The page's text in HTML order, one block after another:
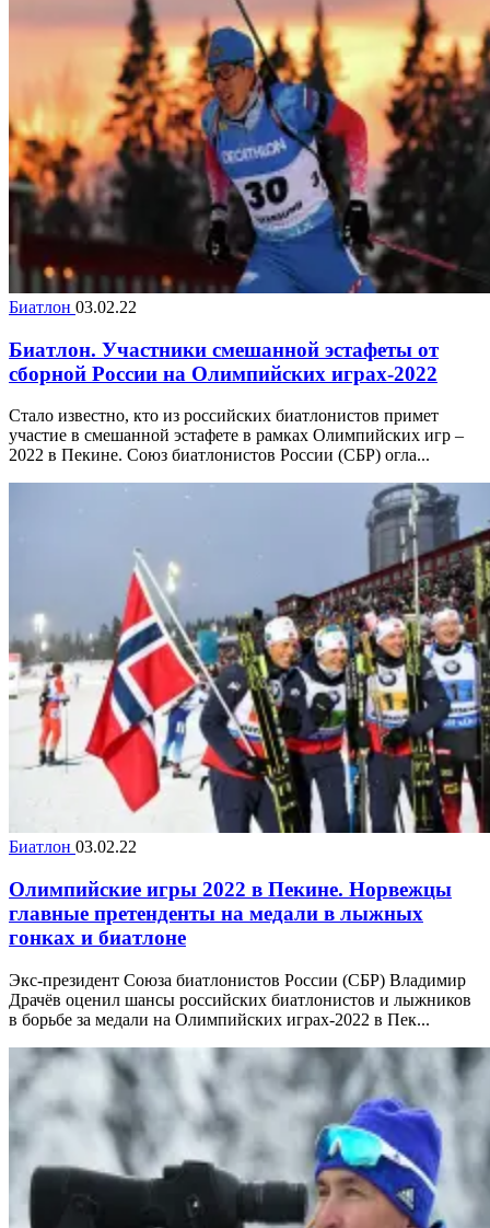
Биатлон 03.02.22
Биатлон. Участники смешанной эстафеты от
сборной России на Олимпийских играх-2022
Стало известно, кто из российских биатлонистов примет
участие в смешанной эстафете в рамках Олимпийских игр –
2022 в Пекине. Союз биатлонистов России (СБР) огла...
Биатлон 03.02.22
Олимпийские игры 2022 в Пекине. Норвежцы
главные претенденты на медали в лыжных
гонках и биатлоне
Экс-президент Союза биатлонистов России (СБР) Владимир
Драчёв оценил шансы российских биатлонистов и лыжников
в борьбе за медали на Олимпийских играх-2022 в Пек...